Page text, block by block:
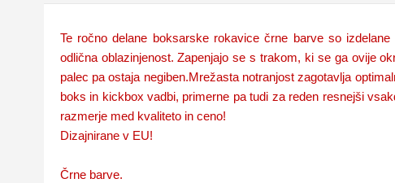
Te ročno delane boksarske rokavice črne barve so
odlična oblazinjenost. Zapenjajo se s trakom, ki se ga ovije
palec pa ostaja negiben.Mrežasta notranjost zagotavlja
boks in kickbox vadbi, primerne pa tudi za reden resnejši
razmerje med kvaliteto in ceno!
Dizajnirane v EU!
Črne barve.